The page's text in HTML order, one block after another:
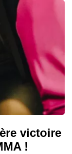
victoire
!